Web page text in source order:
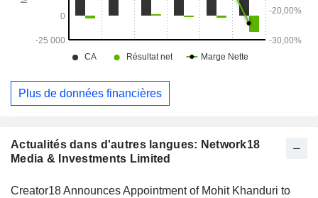
Actualités dans d'autres langues: Network18
Media & Investments Limited
Creator18 Announces Appointment of Mohit Khanduri to
Plus de données financières